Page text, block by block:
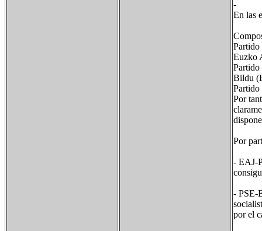
-
En las
Partido
Euzko
Bildu
Partido
Por
Por
- EAJ-
- PSE-
por el